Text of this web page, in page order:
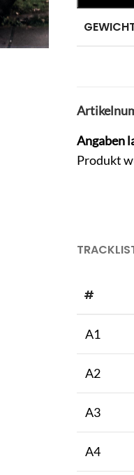
Angaben
Produkt
#
A1
A2
A3
A4